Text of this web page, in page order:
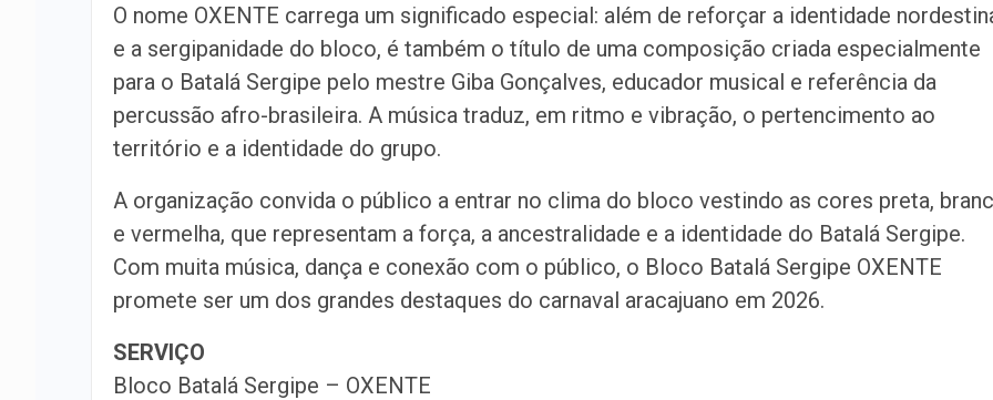
O nome OXENTE carrega um significado especial: além de reforçar a identidade
e a sergipanidade do bloco, é também o título de uma composição criada especialmente
para o Batalá Sergipe pelo mestre Giba Gonçalves, educador musical e referência da
percussão afro-brasileira. A música traduz, em ritmo e vibração, o pertencimento ao
território e a identidade do grupo.
A organização convida o público a entrar no clima do bloco vestindo as cores preta,
e vermelha, que representam a força, a ancestralidade e a identidade do Batalá Sergipe.
Com muita música, dança e conexão com o público, o Bloco Batalá Sergipe OXENTE
promete ser um dos grandes destaques do carnaval aracajuano em 2026.
SERVIÇO
Bloco Batalá Sergipe – OXENTE